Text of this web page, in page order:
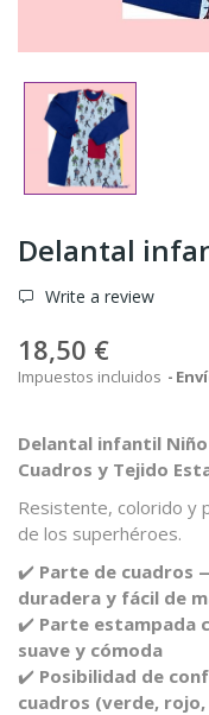
Delantal
Write a review
18,50 €
Impuestos incluidos
Delantal infantil
Cuadros y Tejido
Resistente, colorido y
de los superhéroes.
✔️ Parte de cuadros
duradera y fácil de
✔️ Parte estampada
suave y cómoda
✔️ Posibilidad de
cuadros (verde,